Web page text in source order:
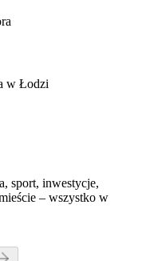
w Łodzi
sport, inwestycje,
– wszystko w